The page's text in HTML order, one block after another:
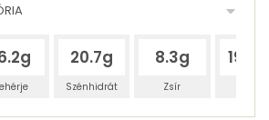
20.7g
Szénhidrát
8.3g
Zsír